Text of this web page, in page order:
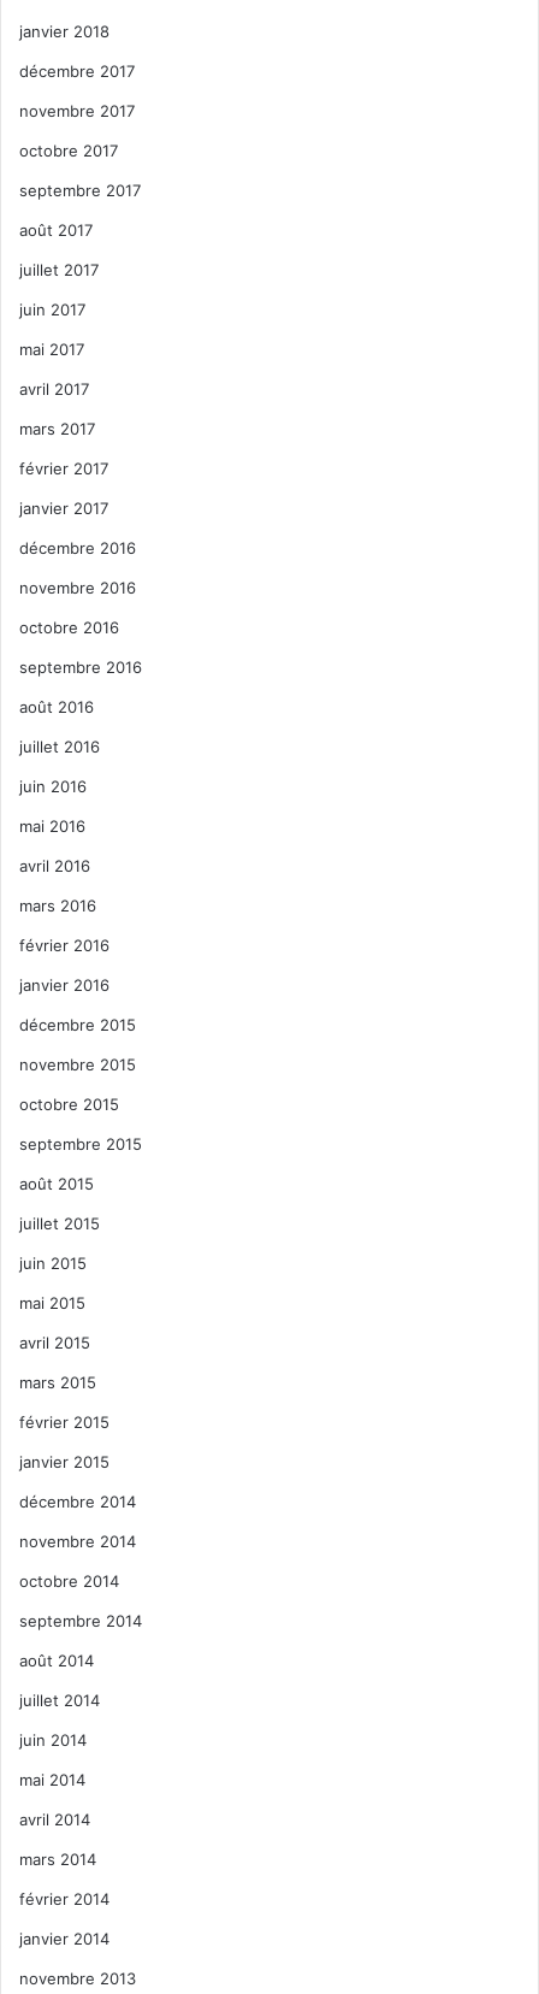
janvier 2018
décembre 2017
novembre 2017
octobre 2017
septembre 2017
août 2017
juillet 2017
juin 2017
mai 2017
avril 2017
mars 2017
février 2017
janvier 2017
décembre 2016
novembre 2016
octobre 2016
septembre 2016
août 2016
juillet 2016
juin 2016
mai 2016
avril 2016
mars 2016
février 2016
janvier 2016
décembre 2015
novembre 2015
octobre 2015
septembre 2015
août 2015
juillet 2015
juin 2015
mai 2015
avril 2015
mars 2015
février 2015
janvier 2015
décembre 2014
novembre 2014
octobre 2014
septembre 2014
août 2014
juillet 2014
juin 2014
mai 2014
avril 2014
mars 2014
février 2014
janvier 2014
novembre 2013